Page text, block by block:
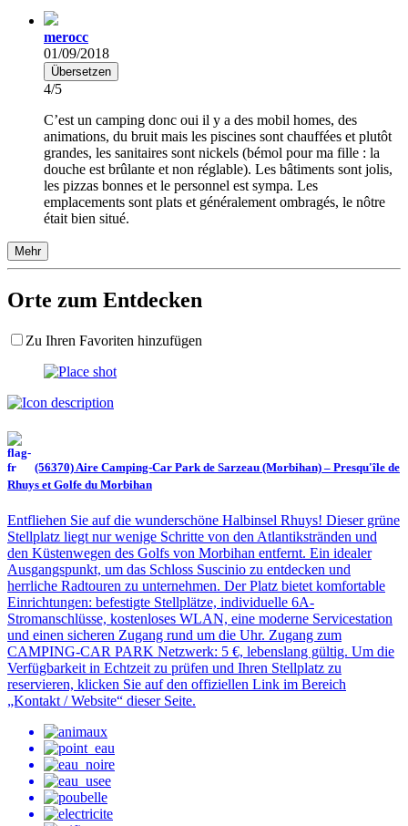
merocc
01/09/2018
Übersetzen
4/5
C’est un camping donc oui il y a des mobil homes, des
animations, du bruit mais les piscines sont chauffées et plutôt
grandes, les sanitaires sont nickels (bémol pour ma fille : la
douche est brûlante et non réglable). Les bâtiments sont jolis,
les pizzas bonnes et le personnel est sympa. Les
emplacements sont plats et généralement ombragés, le nôtre
était bien situé.
Mehr
Orte zum Entdecken
Zu Ihren Favoriten hinzufügen
(56370) Aire Camping-Car Park de Sarzeau (Morbihan) – Presqu'île de
Rhuys et Golfe du Morbihan
Entfliehen Sie auf die wunderschöne Halbinsel Rhuys! Dieser grüne
Stellplatz liegt nur wenige Schritte von den Atlantikstränden und
den Küstenwegen des Golfs von Morbihan entfernt. Ein idealer
Ausgangspunkt, um das Schloss Suscinio zu entdecken und
herrliche Radtouren zu unternehmen. Der Platz bietet komfortable
Einrichtungen: befestigte Stellplätze, individuelle 6A-
Stromanschlüsse, kostenloses WLAN, eine moderne Servicestation
und einen sicheren Zugang rund um die Uhr. Zugang zum
CAMPING-CAR PARK Netzwerk: 5 €, lebenslang gültig. Um die
Verfügbarkeit in Echtzeit zu prüfen und Ihren Stellplatz zu
reservieren, klicken Sie auf den offiziellen Link im Bereich
„Kontakt / Website“ dieser Seite.